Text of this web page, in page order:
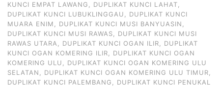
KUNCI EMPAT LAWANG, DUPLIKAT KUNCI LAHAT,
DUPLIKAT KUNCI LUBUKLINGGAU, DUPLIKAT KUNCI
MUARA ENIM, DUPLIKAT KUNCI MUSI BANYUASIN,
DUPLIKAT KUNCI MUSI RAWAS, DUPLIKAT KUNCI MUSI
RAWAS UTARA, DUPLIKAT KUNCI OGAN ILIR, DUPLIKAT
KUNCI OGAN KOMERING ILIR, DUPLIKAT KUNCI OGAN
KOMERING ULU, DUPLIKAT KUNCI OGAN KOMERING ULU
SELATAN, DUPLIKAT KUNCI OGAN KOMERING ULU TIMUR,
DUPLIKAT KUNCI PALEMBANG, DUPLIKAT KUNCI PENUKAL